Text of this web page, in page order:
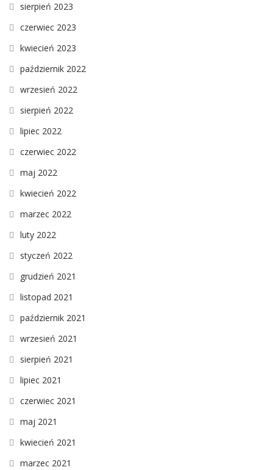
sierpień 2023
czerwiec 2023
kwiecień 2023
październik 2022
wrzesień 2022
sierpień 2022
lipiec 2022
czerwiec 2022
maj 2022
kwiecień 2022
marzec 2022
luty 2022
styczeń 2022
grudzień 2021
listopad 2021
październik 2021
wrzesień 2021
sierpień 2021
lipiec 2021
czerwiec 2021
maj 2021
kwiecień 2021
marzec 2021